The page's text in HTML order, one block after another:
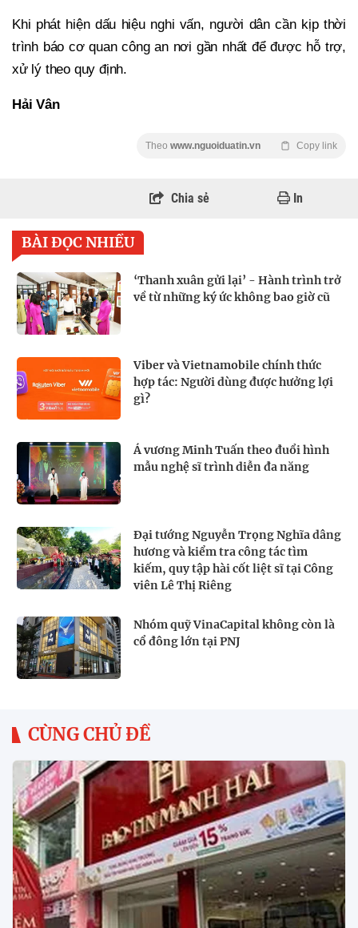
Khi phát hiện dấu hiệu nghi vấn, người dân cần kịp thời
trình báo cơ quan công an nơi gần nhất để được hỗ trợ,
xử lý theo quy định.
Hải Vân
Theo www.nguoiduatin.vn Copy link
Chia sẻ In
BÀI ĐỌC NHIỀU
‘Thanh xuân gửi lại’ - Hành trình trở
về từ những ký ức không bao giờ cũ
Viber và Vietnamobile chính thức
hợp tác: Người dùng được hưởng lợi
gì?
Á vương Minh Tuấn theo đuổi hình
mẫu nghệ sĩ trình diễn đa năng
Đại tướng Nguyễn Trọng Nghĩa dâng
hương và kiểm tra công tác tìm
kiếm, quy tập hài cốt liệt sĩ tại Công
viên Lê Thị Riêng
Nhóm quỹ VinaCapital không còn là
cổ đông lớn tại PNJ
CÙNG CHỦ ĐỀ